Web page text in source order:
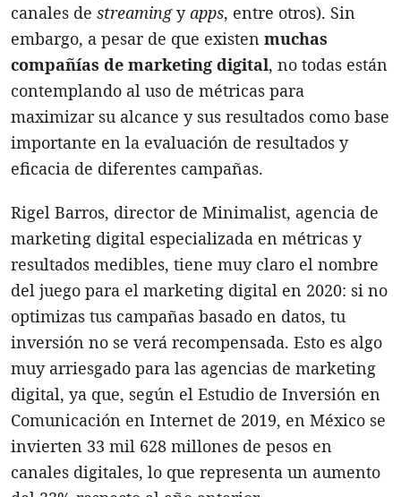
canales de streamingyapps, entre otros). Sin
embargo, a pesar de que existen muchas
compañías de marketing digital, no todas están
contemplando al uso de métricas para
maximizar su alcance y sus resultados como base
importante en la evaluación de resultados y
eficacia de diferentes campañas.
Rigel Barros, director de Minimalist, agencia de
marketing digital especializada en métricas y
resultados medibles, tiene muy claro el nombre
del juego para el marketing digital en 2020: si no
optimizas tus campañas basado en datos, tu
inversión no se verá recompensada. Esto es algo
muy arriesgado para las agencias de marketing
digital, ya que, según el Estudio de Inversión en
Comunicación en Internet de 2019, en México se
invierten 33 mil 628 millones de pesos en
canales digitales, lo que representa un aumento